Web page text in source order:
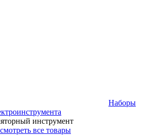
Наборы
инструмент
все товары